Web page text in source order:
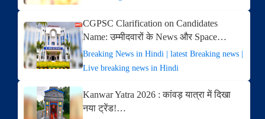
CGPSC Clarification on Candidates
Name: उम्मीदवारों के News और Space…
Breaking News in Hindi | latest Breaking news |
Live breaking news in Hindi
Kanwar Yatra 2026 : कांवड़ यात्रा में दिखा
नया ट्रेंड!…